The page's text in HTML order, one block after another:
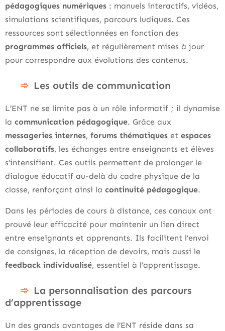
pédagogiques numériques : manuels interactifs, vidéos,
simulations scientifiques, parcours ludiques. Ces
ressources sont sélectionnées en fonction des
programmes officiels, et régulièrement mises à jour
pour correspondre aux évolutions des contenus.
Les outils de communication
L’ENT ne se limite pas à un rôle informatif ; il dynamise
la communication pédagogique. Grâce aux
messageries internes, forums thématiques et espaces
collaboratifs, les échanges entre enseignants et élèves
s’intensifient. Ces outils permettent de prolonger le
dialogue éducatif au-delà du cadre physique de la
classe, renforçant ainsi la continuité pédagogique.
Dans les périodes de cours à distance, ces canaux ont
prouvé leur efficacité pour maintenir un lien direct
entre enseignants et apprenants. Ils facilitent l’envoi
de consignes, la réception de devoirs, mais aussi le
feedback individualisé, essentiel à l’apprentissage.
La personnalisation des parcours
d’apprentissage
Un des grands avantages de l’ENT réside dans sa